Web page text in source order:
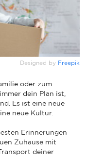
Designed by Freepik
oder zum
dein Plan ist,
Es ist eine neue
neue Kultur.
Erinnerungen
Zuhause mit
deiner